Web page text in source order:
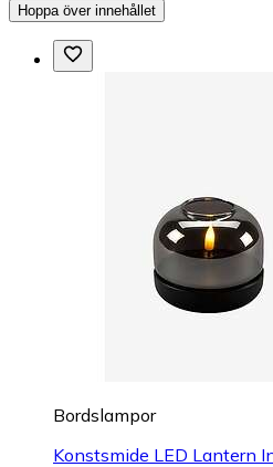
Hoppa över innehållet
Bordslampor
Konstsmide LED Lantern